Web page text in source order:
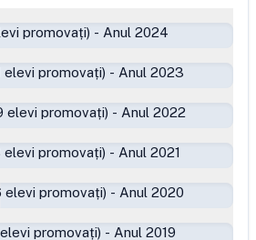
promovați) - Anul 2024
elevi promovați) - Anul 2023
elevi promovați) - Anul 2022
elevi promovați) - Anul 2021
elevi promovați) - Anul 2020
elevi promovați) - Anul 2019